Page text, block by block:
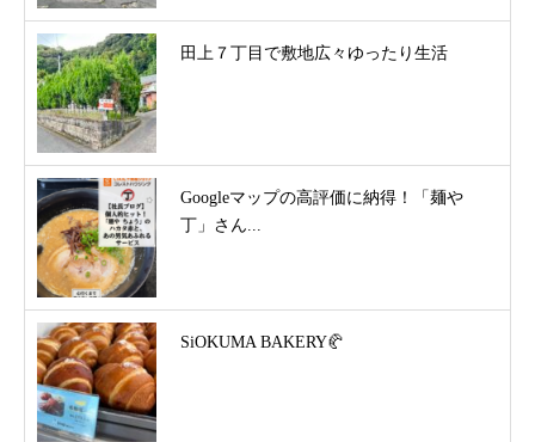
田上７丁目で敷地広々ゆったり生活
Googleマップの高評価に納得！「麺や
丁」さん...
SiOKUMA BAKERY🥐